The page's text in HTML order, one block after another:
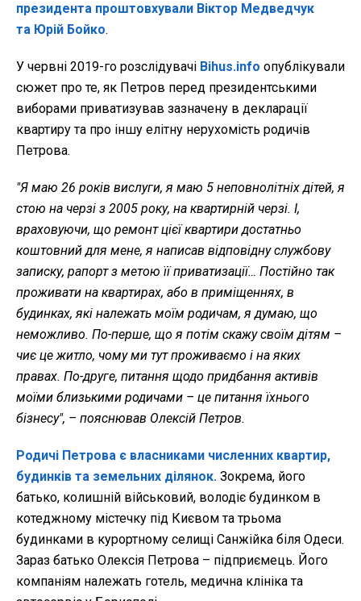
президента про­штовхували Віктор Медведчук
та Юрій Бойко.
У червні 2019-го розслідувачі Bihus.info опублікували
сюжет про те, як Петров перед президентськими
виборами приватизував зазначену в декларації
квартиру та про іншу елітну нерухомість родичів
Петрова.
"Я маю 26 років вислуги, я маю 5 неповнолітніх дітей, я
стою на черзі з 2005 року, на квартирній черзі. І,
враховуючи, що ремонт цієї квартири достатньо
коштовний для мене, я написав відповідну службову
записку, рапорт з метою її приватизації… Постійно так
проживати на квартирах, або в приміщеннях, в
будинках, які належать моїм родичам, я думаю, що
неможливо. По-перше, що я потім скажу своїм дітям –
чиє це житло, чому ми тут проживаємо і на яких
правах. По-друге, питання щодо придбання активів
моїми близькими родичами – це питання їхнього
бізнесу", – пояснював Олексій Петров.
Родичі Петрова є власниками численних квартир,
будинків та земельних ділянок. Зокрема, його
батько, колишній військовий, володіє будинком в
котеджному містечку під Києвом та трьома
будинками в курортному селищі Санжійка біля Одеси.
Зараз батько Олексія Петрова – підприємець. Його
компаніям належать готель, медична клініка та